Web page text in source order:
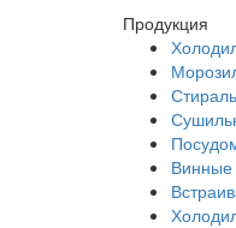
Продукция